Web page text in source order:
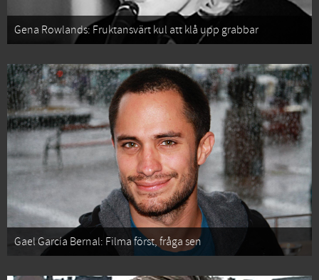
Gena Rowlands: Fruktansvärt kul att klå upp grabbar
Gael García Bernal: Filma först, fråga sen